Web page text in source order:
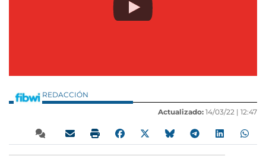
REDACCIÓN
Actualizado: 14/03/22 | 12:47